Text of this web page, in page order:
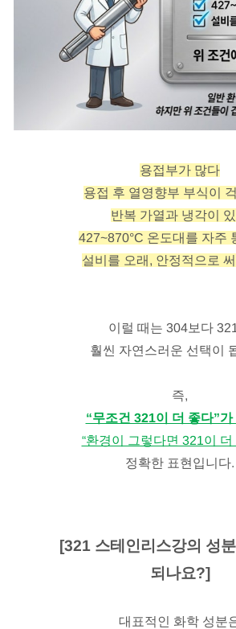
용접부가 많다
용접 후 열영향부 부식이
반복 가열과 냉각이
427~870°C 온도대를 자주
설비를 오래, 안정적으로
이럴 때는 304보다 321
훨씬 자연스러운 선택이
즉,
“무조건 321이 더 좋다”가
“환경이 그렇다면 321이 더
정확한 표현입니다.
[321 스테인리스강의 성
되나요?]
대표적인 화학 성분